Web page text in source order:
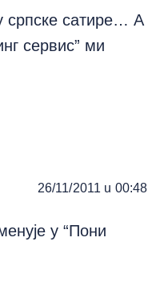
српске сатире… А
сервис” ми
26/11/2011 u 00:48
у “Пони